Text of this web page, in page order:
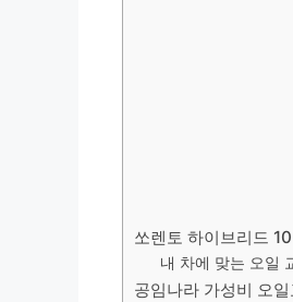
쏘렌토 하이브리드
내 차에 맞는 오일
공임나라 가성비 오일